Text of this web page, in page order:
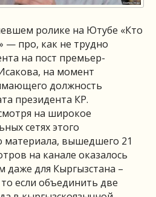
ролике на Ютубе «Кто
— про, как не трудно
на пост премьер-
на момент
должность
президента КР.
на широкое
сетях этого
вышедшего 21
на канале оказалось
даже для Кыргызстана –
то если объединить две